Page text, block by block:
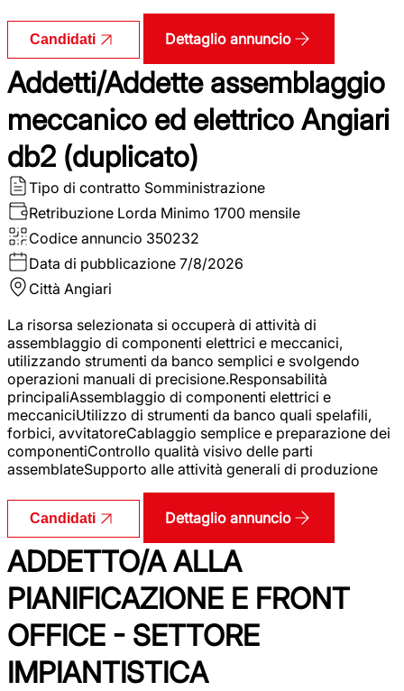
Candidati Dettaglio annuncio
Addetti/Addette assemblaggio
meccanico ed elettrico Angiari
db2 (duplicato)
Tipo di contratto Somministrazione
Retribuzione Lorda Minimo 1700 mensile
Codice annuncio 350232
Data di pubblicazione 7/8/2026
Città Angiari
La risorsa selezionata si occuperà di attività di
assemblaggio di componenti elettrici e meccanici,
utilizzando strumenti da banco semplici e svolgendo
operazioni manuali di precisione.Responsabilità
principaliAssemblaggio di componenti elettrici e
meccaniciUtilizzo di strumenti da banco quali spelafili,
forbici, avvitatoreCablaggio semplice e preparazione dei
componentiControllo qualità visivo delle parti
assemblateSupporto alle attività generali di produzione
Candidati Dettaglio annuncio
ADDETTO/A ALLA
PIANIFICAZIONE E FRONT
OFFICE - SETTORE
IMPIANTISTICA